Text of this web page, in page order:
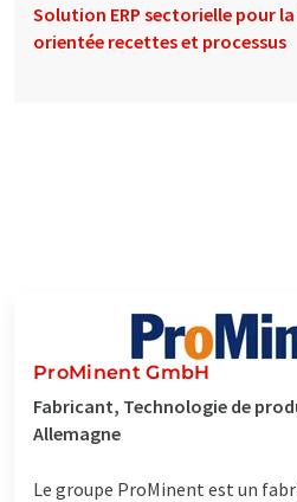
Solution ERP sectorielle pour
orientée recettes et processus
ProMinent GmbH
Fabricant, Technologie de
Allemagne
Le groupe ProMinent est un